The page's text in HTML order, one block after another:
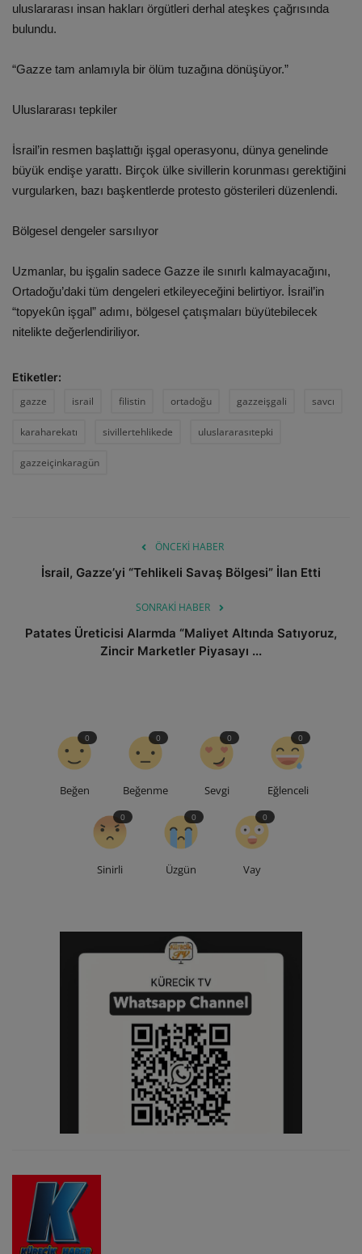
uluslararası insan hakları örgütleri derhal ateşkes çağrısında
bulundu.
“Gazze tam anlamıyla bir ölüm tuzağına dönüşüyor.”
Uluslararası tepkiler
İsrail’in resmen başlattığı işgal operasyonu, dünya genelinde
büyük endişe yarattı. Birçok ülke sivillerin korunması gerektiğini
vurgularken, bazı başkentlerde protesto gösterileri düzenlendi.
Bölgesel dengeler sarsılıyor
Uzmanlar, bu işgalin sadece Gazze ile sınırlı kalmayacağını,
Ortadoğu’daki tüm dengeleri etkileyeceğini belirtiyor. İsrail’in
“topyekûn işgal” adımı, bölgesel çatışmaları büyütebilecek
nitelikte değerlendiriliyor.
Etiketler:
gazze
israil filistin ortadoğu gazzeişgali savcı
karaharekatı sivillertehlikede uluslararasıtepki
gazzeiçinkaragün
ÖNCEKI HABER
İsrail, Gazze’yi “Tehlikeli Savaş Bölgesi” İlan Etti
SONRAKI HABER
Patates Üreticisi Alarmda “Maliyet Altında Satıyoruz,
Zincir Marketler Piyasayı ...
Beğen
0
Beğenme
0
Sevgi
0
Eğlenceli
0
Sinirli
0
Üzgün
0
Vay
0